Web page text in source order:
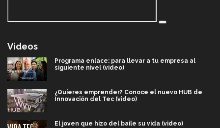
Videos
Programa enlace: para llevar a tu empresa al
siguiente nivel (video)
¿Quieres emprender? Conoce el nuevo HUB de
Innovación del Tec (video)
El joven que hizo del baile su vida (video)